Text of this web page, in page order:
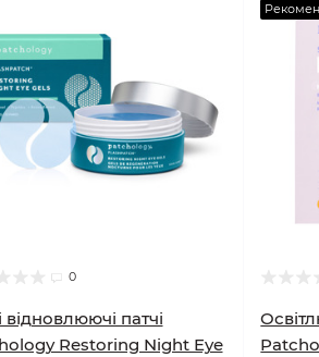
0
відновлюючі патчі
Restoring Night Eye